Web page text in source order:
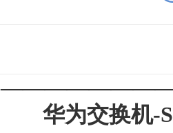
华为交换机-